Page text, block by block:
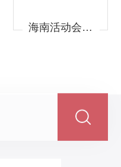
海南活动会议布置